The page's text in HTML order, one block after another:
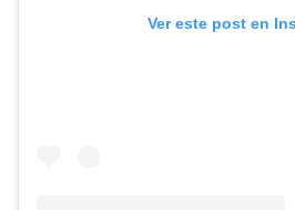
Ver este post en